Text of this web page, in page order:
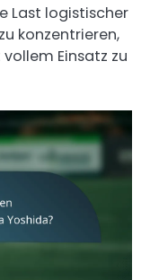
Last logistischer
konzentrieren,
Einsatz zu